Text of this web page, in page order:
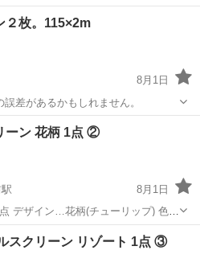
相談可能です。
カーテン、ブラインド
２枚。115×2m
8月1日
差があるかもしれません。
カーテン、ブラインド
ロールスクリーン 花柄 1点 ②
8月1日
点 デザイン…花柄(チューリップ) 色…
分のみ ・縦→約181cm ・横→約
前駅 カーテン、ブラインド
スクリーン リゾート 1点 ③